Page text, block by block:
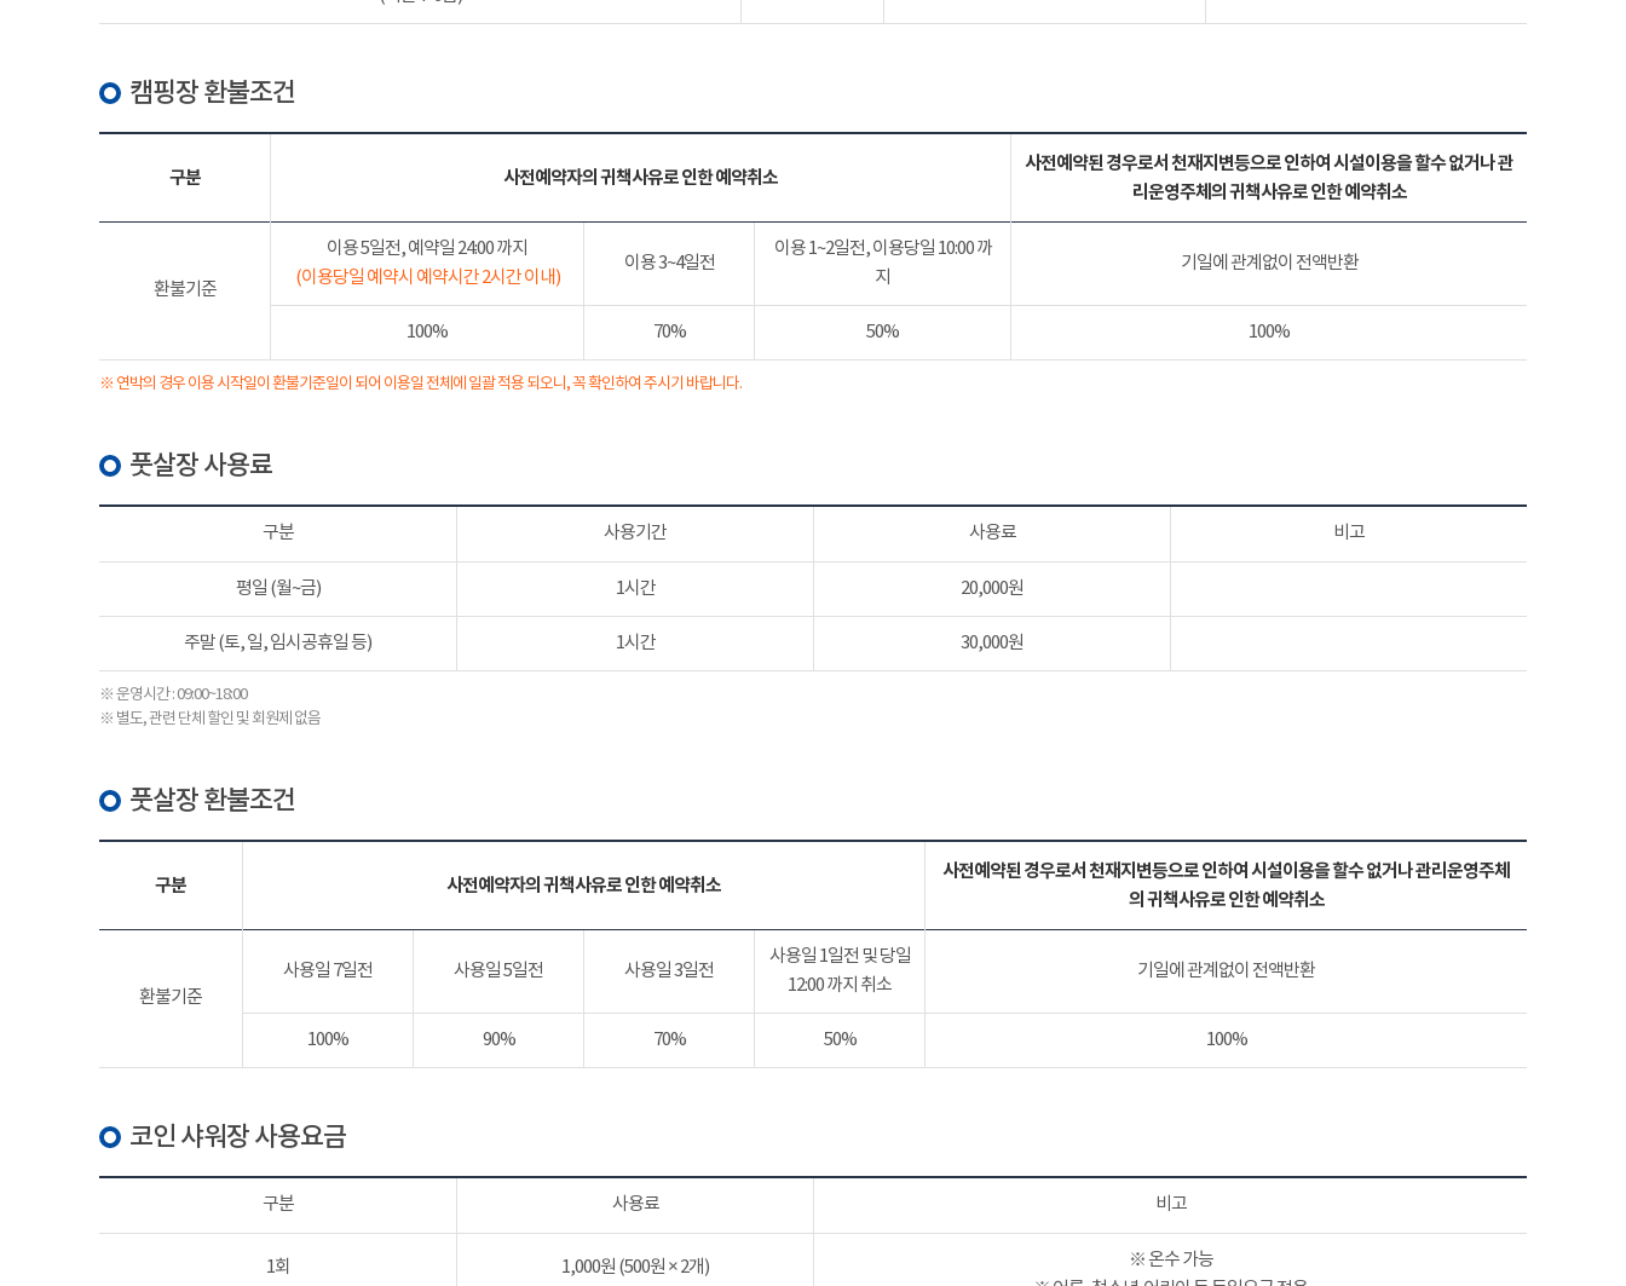
캠핑장 환불조건
구분 사전예약자의 귀책사유로 인한 예약취소
사전예약된 경우로서 천재지변등으로 인하여 시설이용을 할수 없거나 관
리운영주체의 귀책사유로 인한 예약취소
환불기준
이용 5일전, 예약일 24:00 까지
(이용당일 예약시 예약시간 2시간 이내)
이용 3~4일전
이용 1~2일전, 이용당일 10:00 까
지
기일에 관계없이 전액반환
100% 70% 50% 100%
※ 연박의 경우 이용 시작일이 환불기준일이 되어 이용일 전체에 일괄 적용 되오니, 꼭 확인하여 주시기 바랍니다.
풋살장 사용료
구분 사용기간 사용료 비고
평일 (월~금) 1시간 20,000원
주말 (토, 일, 임시공휴일 등) 1시간 30,000원
※ 운영시간 : 09:00~18:00
※ 별도, 관련 단체 할인 및 회원제 없음
풋살장 환불조건
구분 사전예약자의 귀책사유로 인한 예약취소
사전예약된 경우로서 천재지변등으로 인하여 시설이용을 할수 없거나 관리운영주체
의 귀책사유로 인한 예약취소
환불기준
사용일 7일전 사용일 5일전 사용일 3일전
사용일 1일전 및 당일
12:00 까지 취소
기일에 관계없이 전액반환
100% 90% 70% 50% 100%
코인 샤워장 사용요금
구분 사용료 비고
1회 1,000원 (500원 × 2개)
※ 온수 가능